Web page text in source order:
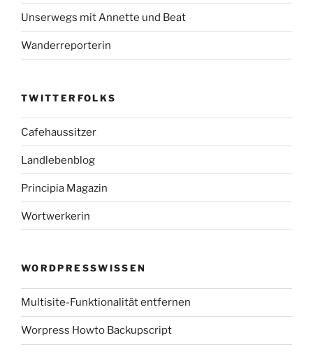
Unserwegs mit Annette und Beat
Wanderreporterin
TWITTERFOLKS
Cafehaussitzer
Landlebenblog
Principia Magazin
Wortwerkerin
WORDPRESSWISSEN
Multisite-Funktionalität entfernen
Worpress Howto Backupscript